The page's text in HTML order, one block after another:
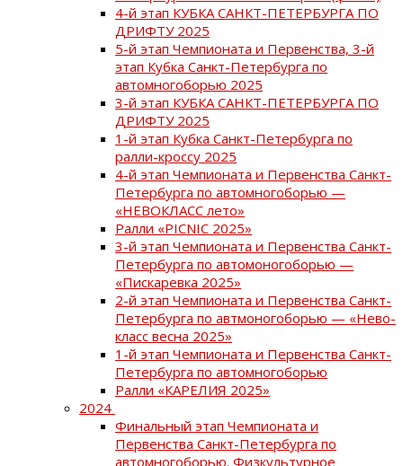
4-й этап КУБКА САНКТ-ПЕТЕРБУРГА ПО
ДРИФТУ 2025
5-й этап Чемпионата и Первенства, 3-й
этап Кубка Санкт-Петербурга по
автомногоборью 2025
3-й этап КУБКА САНКТ-ПЕТЕРБУРГА ПО
ДРИФТУ 2025
1-й этап Кубка Санкт-Петербурга по
ралли-кроссу 2025
4-й этап Чемпионата и Первенства Санкт-
Петербурга по автомногоборью —
«НЕВОКЛАСС лето»
Ралли «PICNIC 2025»
3-й этап Чемпионата и Первенства Санкт-
Петербурга по автомоногоборью —
«Пискаревка 2025»
2-й этап Чемпионата и Первенства Санкт-
Петербурга по автмоногоборью — «Нево-
класс весна 2025»
1-й этап Чемпионата и Первенства Санкт-
Петербурга по автомногоборью
Ралли «КАРЕЛИЯ 2025»
2024
Финальный этап Чемпионата и
Первенства Санкт-Петербурга по
автомногоборью. Физкультурное